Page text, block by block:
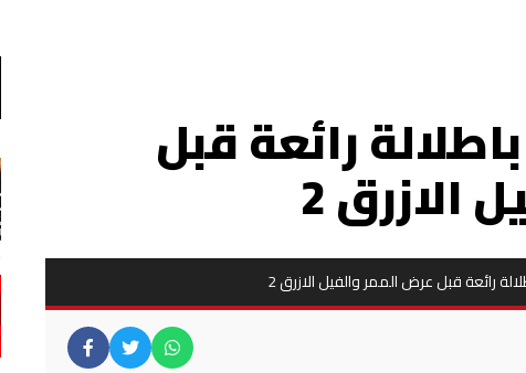
رائعة قبل
2
رائعة قبل عرض الممر والفيل الازرق 2